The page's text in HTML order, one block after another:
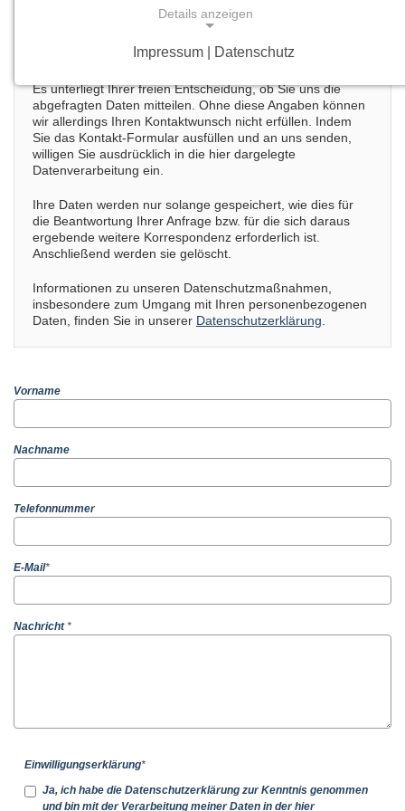
(Client) im World Wide Web verwendet. Dies wird unter
Es unterliegt Ihrer freien Entscheidung, ob Sie uns die
abgefragten Daten mitteilen. Ohne diese Angaben können
wir allerdings Ihren Kontaktwunsch nicht erfüllen. Indem
Sie das Kontakt-Formular ausfüllen und an uns senden,
willigen Sie ausdrücklich in die hier dargelegte
Datenverarbeitung ein.
Ihre Daten werden nur solange gespeichert, wie dies für
die Beantwortung Ihrer Anfrage bzw. für die sich daraus
ergebende weitere Korrespondenz erforderlich ist.
Anschließend werden sie gelöscht.
Informationen zu unseren Datenschutzmaßnahmen,
insbesondere zum Umgang mit Ihren personenbezogenen
Daten, finden Sie in unserer Datenschutzerklärung
Vorname
Nachname
Telefonnummer
E-Mail*
Nachricht*
Einwilligungserklärung*
Ja, ich habe die Datenschutzerklärung zur Kenntnis genommen
und bin mit der Verarbeitung meiner Daten in der hier
Details anzeigen
Notwendige Cookies ermöglichen grundlegende
Funktionen und sind für die einwandfreie Funktion
der Website erforderlich.
Name:
cookie_consent
Dieser Cookie speichert die ausgewählten
Einverständnis-Optionen des Benutzers
Cookie Laufzeit:
EXTERNE MEDIEN
Plattformen anzeigen zu können, werden von
diesen externen Medien Cookies gesetzt.
Impressum | Datenschutz